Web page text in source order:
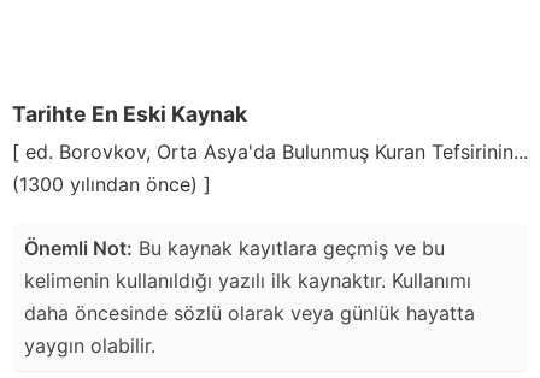
Tarihte En Eski Kaynak
[ ed. Borovkov, Orta Asya'da Bulunmuş Kuran Tefsirinin...
(1300 yılından önce) ]
Önemli Not: Bu kaynak kayıtlara geçmiş ve bu
kelimenin kullanıldığı yazılı ilk kaynaktır. Kullanımı
daha öncesinde sözlü olarak veya günlük hayatta
yaygın olabilir.